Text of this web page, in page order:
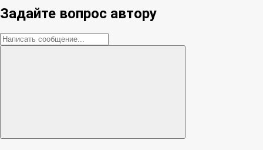
Задайте вопрос автору